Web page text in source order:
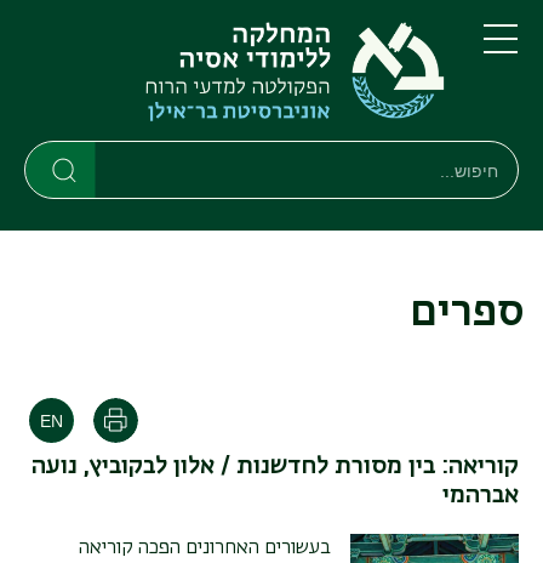
דילוג
לתוכן
העיקרי
דילוג
לתפריט
ניווט
ראשי
תפריט
חיפוש
חיפוש
ספרים
הדפסה
קוריאה: בין מסורת לחדשנות / אלון לבקוביץ, נועה
אברהמי
בעשורים האחרונים הפכה קוריאה